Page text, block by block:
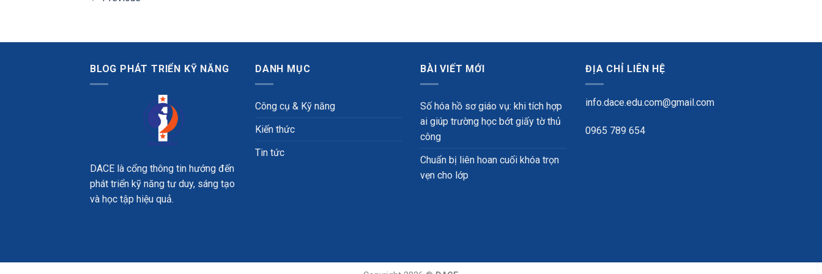
BLOG PHÁT TRIỂN KỸ NĂNG
DACE là cổng thông tin hướng đến
phát triển kỹ năng tư duy, sáng tạo
và học tập hiệu quả.
DANH MỤC
Công cụ & Kỹ năng
Kiến thức
Tin tức
BÀI VIẾT MỚI
Số hóa hồ sơ giáo vụ: khi tích hợp
ai giúp trường học bớt giấy tờ thủ
công
Chuẩn bị liên hoan cuối khóa trọn
vẹn cho lớp
ĐỊA CHỈ LIÊN HỆ
info.dace.edu.com@gmail.com
0965 789 654